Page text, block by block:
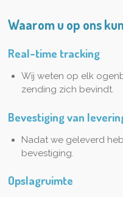
Waarom u op ons
Real-time tracking
Wij weten op elk
zending zich bevindt.
Bevestiging van
Nadat we geleverd
bevestiging.
Opslagruimte